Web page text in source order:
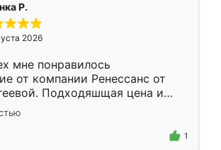
Р.
2026
мне понравилось
от компании Ренессанс от
Подходяшщая цена и
изготовления. Приехавший
сотрудник Владислав
моему эскизу самый
1